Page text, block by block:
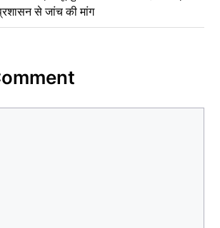
से जांच की मांग